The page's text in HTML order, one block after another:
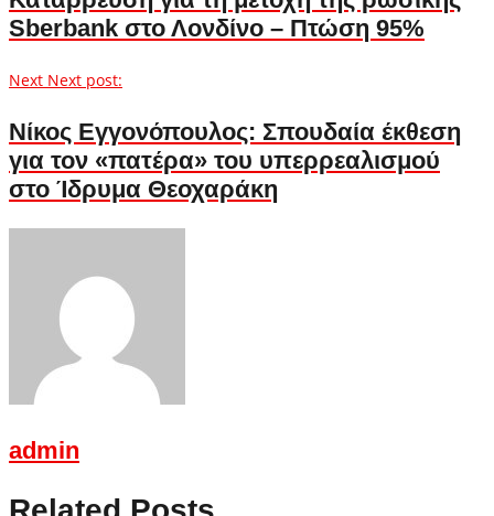
Sberbank στο Λονδίνο – Πτώση 95%
Next Next post:
Νίκος Εγγονόπουλος: Σπουδαία έκθεση
για τον «πατέρα» του υπερρεαλισμού
στο Ίδρυμα Θεοχαράκη
admin